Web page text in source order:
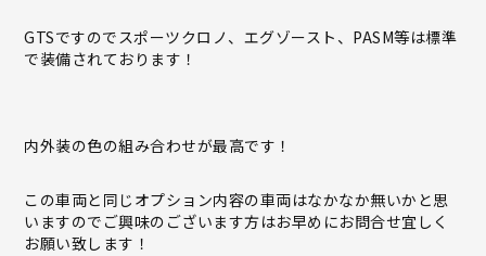
GTSですのでスポーツクロノ、エグゾースト、PASM等は標準
で装備されております！
内外装の色の組み合わせが最高です！
この車両と同じオプション内容の車両はなかなか無いかと思
いますのでご興味のございます方はお早めにお問合せ宜しく
お願い致します！